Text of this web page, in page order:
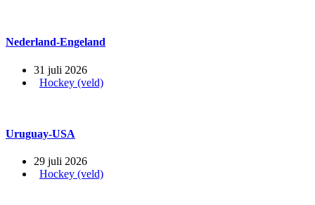
Nederland-Engeland
31 juli 2026
Hockey (veld)
Uruguay-USA
29 juli 2026
Hockey (veld)